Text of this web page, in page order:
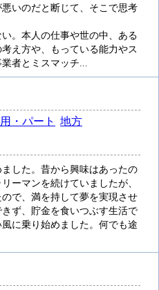
いのだと断じて、そこで思考
。本人の仕事や世の中、ある
え方や、もっている能力やス
者とミスマッチ...
・パート
地方
した。昔から興味はあったの
ーマンを続けていましたが、
で、満を持して夢を実現させ
ず、貯金を食いつぶす生活で
に乗り始めました。何でも途